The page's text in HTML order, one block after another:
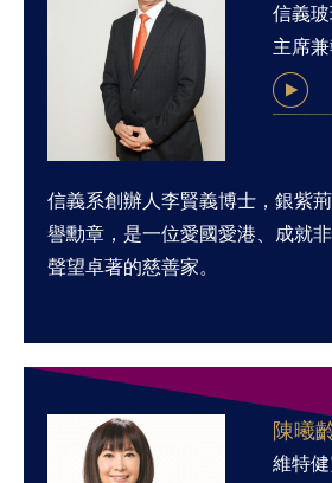
信義
主席
信義系創辦人李賢義博士，銀紫
譽勳章，是一位愛國愛港、成就
聲望卓著的慈善家。
陳曦
維特